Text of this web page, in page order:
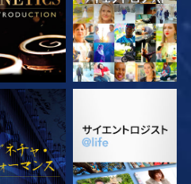
る シリーズを探求